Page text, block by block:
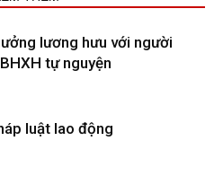
lương hưu với người
tự nguyện
luật lao động